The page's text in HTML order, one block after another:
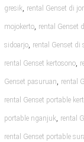
gresik, rental Genset di
mojokerto, rental Genset
sidoarjo, rental Genset di
rental Genset kertosono,
Genset pasuruan, rental
rental Genset portable
portable nganjuk, rental
rental Genset portable